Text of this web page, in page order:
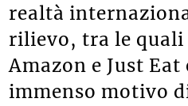
realtà
rilievo, tra le quali
Amazon e Just
immenso motivo